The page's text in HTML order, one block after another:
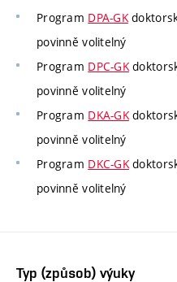
Program DPA-GK
povinně volitelný
Program DPC-GK
povinně volitelný
Program DKA-GK
povinně volitelný
Program DKC-GK
povinně volitelný
Typ (způsob) výuky